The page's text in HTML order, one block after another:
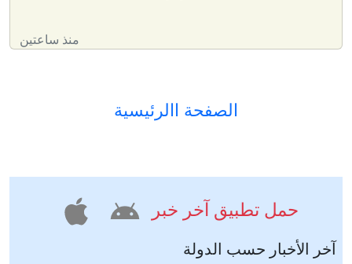
منذ ساعتين
الصفحة االرئيسية
حمل تطبيق آخر خبر
آخر الأخبار حسب الدولة